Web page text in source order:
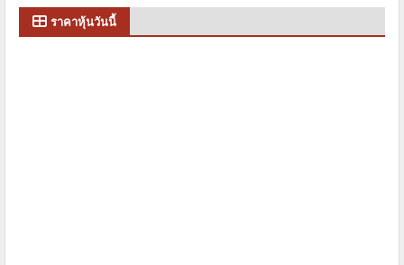
ราคาหุ้นวันนี้